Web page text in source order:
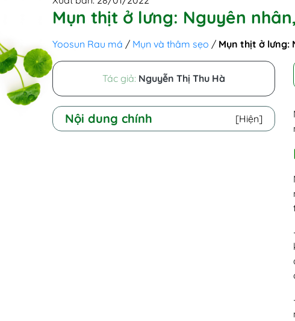
Mụn thịt ở lưng: Nguyên
Yoosun Rau má / Mụn và thâm sẹo / Mụn thịt ở lưng:
Tác giả: Nguyễn Thị Thu Hà
Nội dung chính [Hiện]